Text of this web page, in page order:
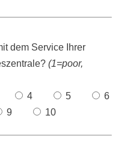
dem Service Ihrer
(1=poor,
4 5
6
9 10